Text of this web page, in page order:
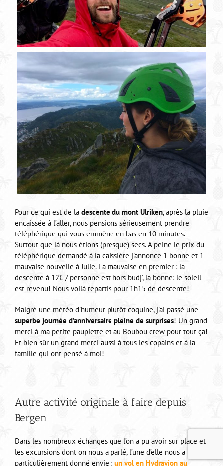
Pour ce qui est de la descente du mont Ulriken, après la pluie
encaissée à l’aller, nous pensions sérieusement prendre
téléphérique qui vous emmène en bas en 10 minutes.
Surtout que là nous étions (presque) secs. A peine le prix du
téléphérique demandé à la caissière j’annonce 1 bonne et 1
mauvaise nouvelle à Julie. La mauvaise en premier : la
descente à 12€ / personne est hors budj’, la bonne: le soleil
est revenu! Nous voilà repartis pour 1h15 de descente!
Malgré une météo d’humeur plutôt coquine, j’ai passé une
superbe journée d’anniversaire pleine de surprises! Un grand
merci à ma petite paupiette et au Boubou crew pour tout ça!
Et bien sûr un grand merci aussi à tous les copains et à la
famille qui ont pensé à moi!
Autre activité originale à faire depuis
Bergen
Dans les nombreux échanges que l’on a pu avoir sur place et
les excursions dont on nous a parlé, l’une d’elle nous a
particulièrement donné envie : un vol en Hydravion au